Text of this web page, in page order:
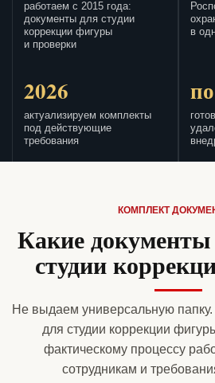
работаем с 2015 года:
документы для студии
коррекции фигуры
и проверки
в
2026
актуализируем комплекты
под действующие
требования
КОМПЛЕКТ
Какие
студии
Не выдаем универсальную
для студии коррекции
фактическому процессу
сотрудникам и